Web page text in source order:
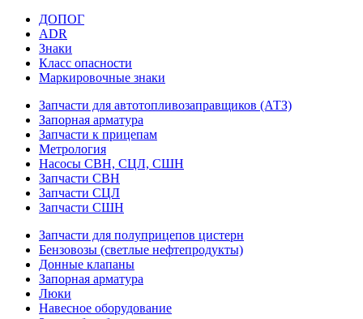
ДОПОГ
ADR
Знаки
Класс опасности
Маркировочные знаки
Запчасти для автотопливозаправщиков (АТЗ)
Запорная арматура
Запчасти к прицепам
Метрология
Насосы СВН, СЦЛ, СШН
Запчасти СВН
Запчасти СЦЛ
Запчасти СШН
Запчасти для полуприцепов цистерн
Бензовозы (светлые нефтепродукты)
Донные клапаны
Запорная арматура
Люки
Навесное оборудование